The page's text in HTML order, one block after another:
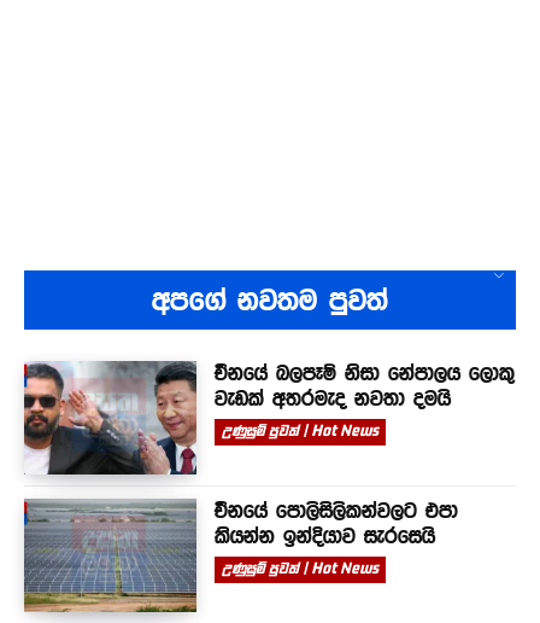
අපගේ නවතම පුවත්
චීනයේ බලපෑම් නිසා නේපාලය ලොකු
වැඩක් අතරමැද නවතා දමයි
උණුසුම් පුවත් | Hot News
චීනයේ පොලිසිලිකන්වලට එපා
කියන්න ඉන්දියාව සැරසෙයි
උණුසුම් පුවත් | Hot News